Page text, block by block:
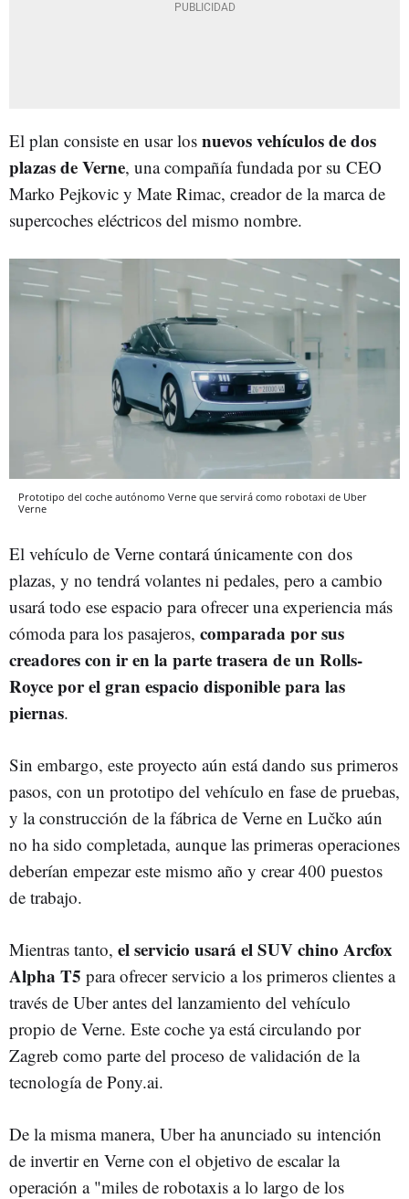
El plan consiste en usar los nuevos vehículos de dos
plazas de Verne, una compañía fundada por su CEO
Marko Pejkovic y Mate Rimac, creador de la marca de
supercoches eléctricos del mismo nombre.
Prototipo del coche autónomo Verne que servirá como robotaxi de Uber
Verne
El vehículo de Verne contará únicamente con dos
plazas, y no tendrá volantes ni pedales, pero a cambio
usará todo ese espacio para ofrecer una experiencia más
cómoda para los pasajeros, comparada por sus
creadores con ir en la parte trasera de un Rolls-
Royce por el gran espacio disponible para las
piernas.
Sin embargo, este proyecto aún está dando sus primeros
pasos, con un prototipo del vehículo en fase de pruebas,
y la construcción de la fábrica de Verne en Lučko aún
no ha sido completada, aunque las primeras operaciones
deberían empezar este mismo año y crear 400 puestos
de trabajo.
Mientras tanto, el servicio usará el SUV chino Arcfox
Alpha T5 para ofrecer servicio a los primeros clientes a
través de Uber antes del lanzamiento del vehículo
propio de Verne. Este coche ya está circulando por
Zagreb como parte del proceso de validación de la
tecnología de Pony.ai.
De la misma manera, Uber ha anunciado su intención
de invertir en Verne con el objetivo de escalar la
operación a "miles de robotaxis a lo largo de los